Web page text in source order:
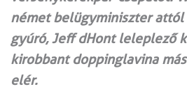
német belügyminiszter attól
gyúró, Jeff dHont leleplező
kirobbant doppinglavina
elér.